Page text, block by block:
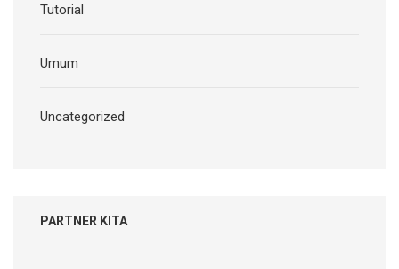
Tutorial
Umum
Uncategorized
PARTNER KITA